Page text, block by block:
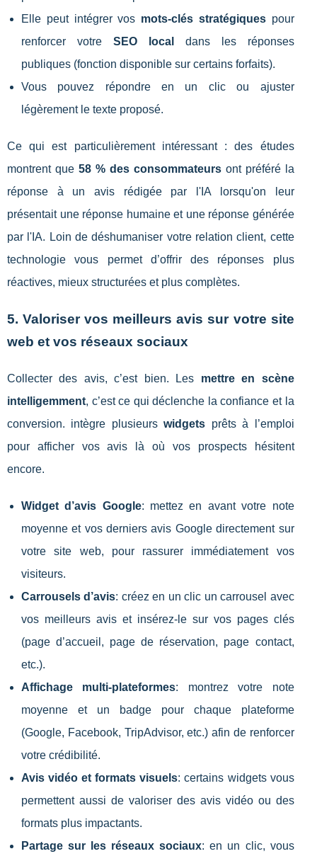
Elle peut intégrer vos mots-clés stratégiquespour
renforcer votre SEO local
dans les réponses
publiques (fonction disponible sur certains forfaits).
Vous pouvez répondre en un clic ou ajuster
légèrement le texte proposé.
Ce qui est particulièrement intéressant : des études
montrent que 58 % des consommateursont préféré la
réponse à un avis rédigée par l'IA lorsqu'on leur
présentait une réponse humaine et une réponse générée
par l'IA. Loin de déshumaniser votre relation client, cette
technologie vous permet d’offrir des réponses plus
réactives, mieux structurées et plus complètes.
5. Valoriser vos meilleurs avis sur votre site
web et vos réseaux sociaux
Collecter des avis, c’est bien. Les mettre en scène
intelligemment, c’est ce qui déclenche la confiance et la
conversion. intègre plusieurswidgets prêts à l’emploi
pour afficher vos avis là où vos prospects hésitent
encore.
Widget d’avis Google: mettez en avant votre note
moyenne et vos derniers avis Google directement sur
votre site web, pour rassurer immédiatement vos
visiteurs.
Carrousels d’avis: créez en un clic un carrousel avec
vos meilleurs avis et insérez-le sur vos pages clés
(page d’accueil, page de réservation, page contact,
etc.).
Affichage multi-plateformes: montrez votre note
moyenne et un badge pour chaque plateforme
(Google, Facebook, TripAdvisor, etc.) afin de renforcer
votre crédibilité.
Avis vidéo et formats visuels: certains widgets vous
permettent aussi de valoriser des avis vidéo ou des
formats plus impactants.
Partage sur les réseaux sociaux: en un clic, vous